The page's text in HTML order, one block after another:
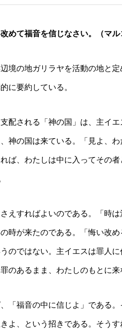
めて福音を信じなさい。（マ
境の地ガリラヤを活動の地と
に要約している。
配される「神の国」は、主イ
神の国は来ている。「見よ、
ば、わたしは中に入ってその
えすればよいのである。「時
時が来たのである。「悔い改
のではない。主イエスは罪人
のあるまま、わたしのもとに来
「福音の中に信じよ」である
よ、という招きである。そう